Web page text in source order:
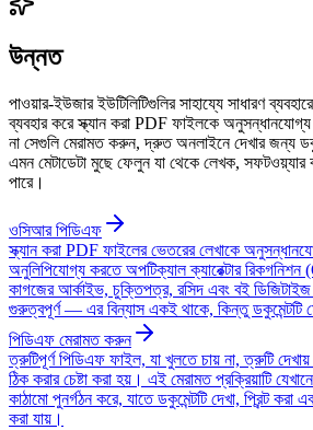
উন্নত
পাওয়ার-ইউজার ইউটিলিটিগুলির সাহায্যে সাধারণ
ব্যবহার করে স্ক্যান করা PDF ফাইলকে
না সেগুলি মেরামত করুন, দ্রুত অনলাইনে দেখার জন্য
এমন মেটাডেটা মুছে ফেলুন যা থেকে লেখক, সফটওয়্যার
পারে।
ওসিআর পিডিএফ
স্ক্যান করা PDF ফাইলের ভেতরের লেখাকে
অনুলিপিযোগ্য করতে অপটিক্যাল ক্যারেক্টার
কাগজের আর্কাইভ, চুক্তিপত্র, রসিদ এবং বই
গুরুত্বপূর্ণ — এর বিন্যাস একই থাকে, কিন্তু ডকুমেন্টটি
পিডিএফ মেরামত করুন
ত্রুটিপূর্ণ পিডিএফ ফাইল, যা খুলতে চায় না, ত্রুটি দেখায়
ঠিক করার চেষ্টা করা হয়। এই মেরামত প্রক্রিয়াটি
কাঠামো পুনর্গঠন করে, যাতে ডকুমেন্টটি দেখা, প্রিন্ট করা
করা যায়।